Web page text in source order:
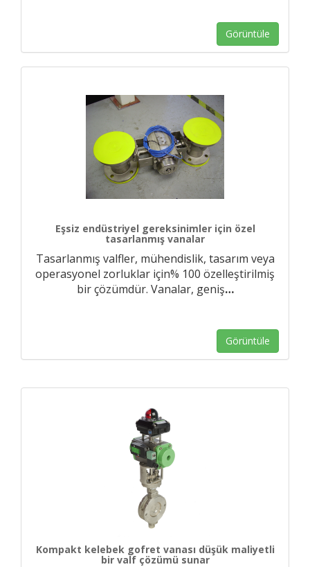
Görüntüle
Eşsiz endüstriyel gereksinimler için özel
tasarlanmış vanalar
Tasarlanmış valfler, mühendislik, tasarım veya
operasyonel zorluklar için% 100 özelleştirilmiş
bir çözümdür. Vanalar, geniş…
Görüntüle
Kompakt kelebek gofret vanası düşük maliyetli
bir valf çözümü sunar